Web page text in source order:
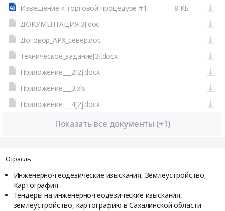
Извещение к торговой процедуре #15029994
8 КБ
ДОКУМЕНТАЦИЯ[3].doc
Договор_АРХ_север.doc
Техническое_задание[3].docx
Приложение___2[2].docx
Приложение___3.xls
Приложение___4[2].docx
Показать все документы (+1)
Отрасль
Инженерно-геодезические изыскания, Землеустройство,
Картография
Тендеры на инженерно-геодезические изыскания,
землеустройство, картографию в Сахалинской области